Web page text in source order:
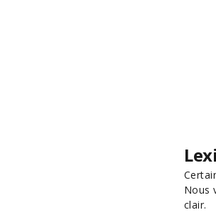
Nous
clair.